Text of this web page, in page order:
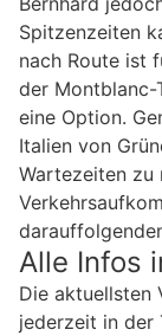
Spitzenzeiten
nach Route ist
der Montblanc-
eine Option.
Italien von
Wartezeiten zu
Alle Infos
Die aktuellsten
jederzeit in der